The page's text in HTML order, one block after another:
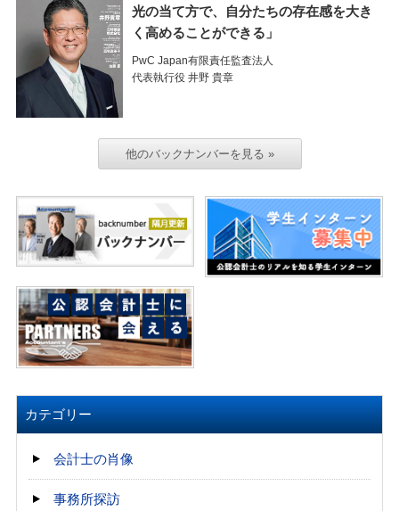
光の当て方で、自分たちの存在感を大き
く高めることができる」
PwC Japan有限責任監査法人
代表執行役 井野 貴章
他のバックナンバーを見る »
カテゴリー
会計士の肖像
事務所探訪